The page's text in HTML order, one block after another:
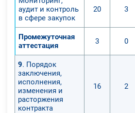
аудит и контроль
в сфере закупок
20 3
Промежуточная
аттестация
3 0
9. Порядок
заключения,
исполнения,
изменения и
расторжения
контракта
16 2